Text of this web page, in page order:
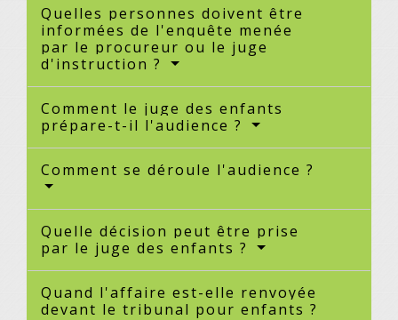
Quelles personnes doivent être
informées de l'enquête menée
par le procureur ou le juge
d'instruction ?
Comment le juge des enfants
prépare-t-il l'audience ?
Comment se déroule l'audience ?
Quelle décision peut être prise
par le juge des enfants ?
Quand l'affaire est-elle renvoyée
devant le tribunal pour enfants ?